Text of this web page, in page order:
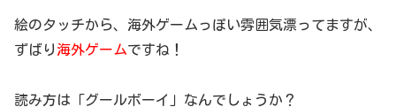
絵のタッチから、海外ゲームっぽい雰囲気漂ってますが、
ずばり 海外ゲームですね！
読み方は「グールボーイ」なんでしょうか？